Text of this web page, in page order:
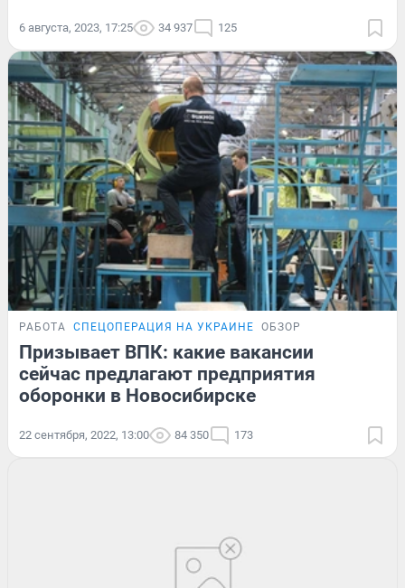
6 августа, 2023, 17:25 34 937 125
РАБОТА СПЕЦОПЕРАЦИЯ НА УКРАИНЕ ОБЗОР
Призывает ВПК: какие вакансии
сейчас предлагают предприятия
оборонки в Новосибирске
22 сентября, 2022, 13:00 84 350 173